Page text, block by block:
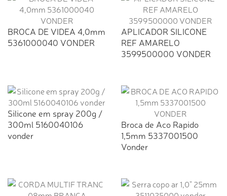
BROCA DE VIDEA 4,0mm
5361000040 VONDER
APLICADOR SILICONE
REF AMARELO
3599500000 VONDER
Silicone em spray 200g /
300ml 5160040106
vonder
Broca de Aco Rapido
1,5mm 5337001500
Vonder